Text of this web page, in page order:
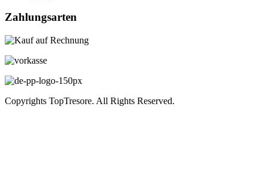
Zahlungsarten
Copyrights TopTresore. All Rights Reserved.